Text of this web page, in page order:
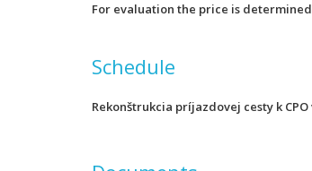
For evaluation the price is determined
Schedule